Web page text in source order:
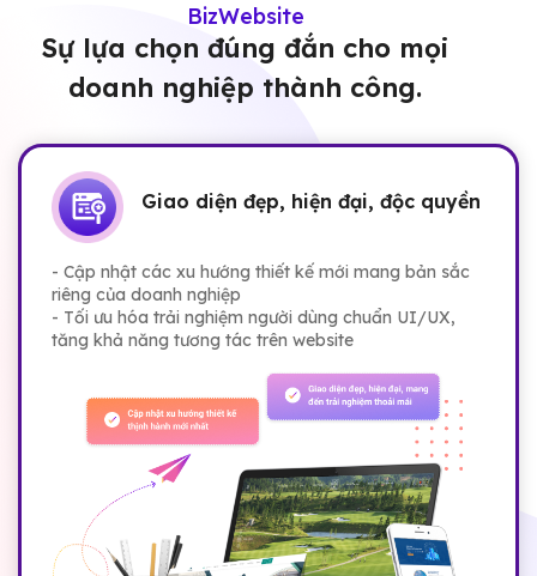
BizWebsite
Sự lựa chọn đúng đắn cho mọi
doanh nghiệp thành công.
Giao diện đẹp, hiện đại, độc quyền
- Cập nhật các xu hướng thiết kế mới mang bản sắc
riêng của doanh nghiệp
- Tối ưu hóa trải nghiệm người dùng chuẩn UI/UX,
tăng khả năng tương tác trên website